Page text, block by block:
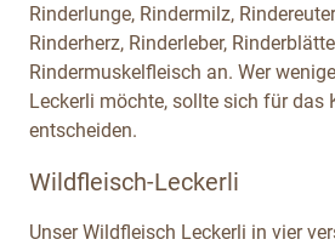
Rinderlunge, Rindermilz,
Rinderherz, Rinderleber,
Rindermuskelfleisch an. Wer
Leckerli möchte, sollte sich für das
entscheiden.
Wildfleisch-Leckerli
Unser Wildfleisch Leckerli in vier